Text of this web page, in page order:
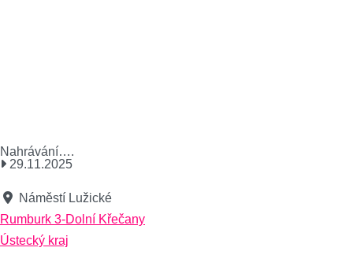
Nahrávání….
29.11.2025
Náměstí Lužické
Rumburk 3-Dolní Křečany
Ústecký kraj